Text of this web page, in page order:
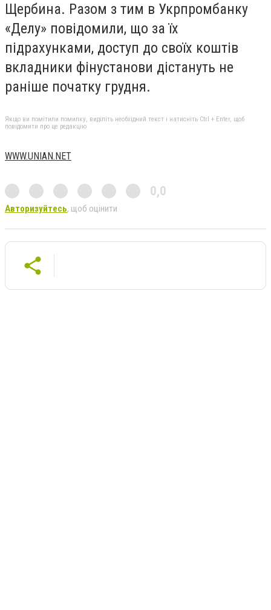
Щербина. Разом з тим в Укрпромбанку
«Делу» повідомили, що за їх
підрахунками, доступ до своїх коштів
вкладники фінустанови дістануть не
раніше початку грудня.
Якщо ви помітили помилку, виділіть необхідний текст і натисніть Ctrl + Enter, щоб
повідомити про це редакцію
WWW.UNIAN.NET
0,0
Авторизуйтесь, щоб оцінити